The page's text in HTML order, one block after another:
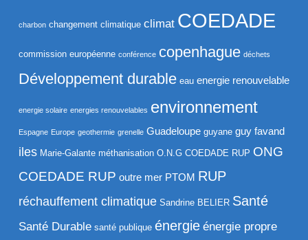
charbon changement climatique climat COEDADE
commission européenne conférence copenhague déchets
Développement durable eau energie renouvelable
energie solaire energies renouvelables environnement
Espagne Europe geothermie grenelle Guadeloupe guyane guy favand
iles Marie-Galante méthanisation O.N.G COEDADE RUP ONG
COEDADE RUP outre mer PTOM RUP
réchauffement climatique Sandrine BELIER Santé
Santé Durable santé publique énergie énergie propre